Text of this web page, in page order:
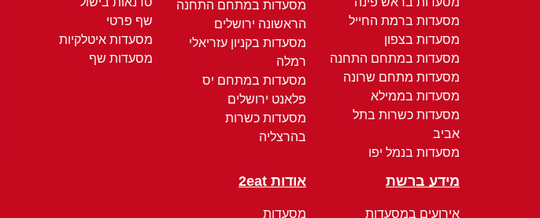
מסעדות ברמת החייל
מסעדות בצפון
מסעדות במתחם התחנה
מסעדות מתחם שרונה
מסעדות בממילא
מסעדות כשרות בתל
אביב
מסעדות בנמל יפו
מסעדות במתחם התחנה
הראשונה ירושלים
מסעדות בקניון עזריאלי
רמלה
מסעדות במתחם יס
פלאנט ירושלים
מסעדות כשרות
בהרצליה
שף פרטי
מסעדות איטלקיות
מסעדות שף
מידע ברשת
אירועים במסעדות
אודות 2eat
מסעדות